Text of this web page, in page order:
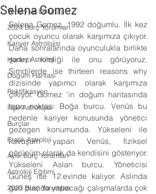
Yeniay ve Dolunay
2024 Burç Yorumları
Kariyer Astrolojisi
Horary Astroloji
Doğum Haritası
Rektifikasyon
İlişki Astrolojisi
Burçlar
Pratik Astroloji
Aylık Burç Yorumları
Astroloji Eğitimi
2023 Burç Yorumları
Selena Gomez
Selena Gomez, 1992 doğumlu. İlk kez
çocuk oyuncu olarak karşımıza çıkıyor.
Daha sonralarında oyunculukla birlikte
şarkıcı kimliği ile onu görüyoruz.
Şimdilerde ise thirteen reasons why
dizisinde yapımcı olarak karşımıza
çıkıyor. Gomez 'in doğum haritasında
tepe noktası Boğa burcu. Venüs bu
nedenle kariyer konusunda yönetici
gezegen konumunda. Yükseleni ile
kavuşum yapan Venüs, fiziksel
görünüm olarak da kendisini gösteriyor.
Yükseleni Aslan burcu. Yöneticisi
Güneş ise 12.evinde kalıyor. Aslında
geri planda yapacağı çalışmalarda çok